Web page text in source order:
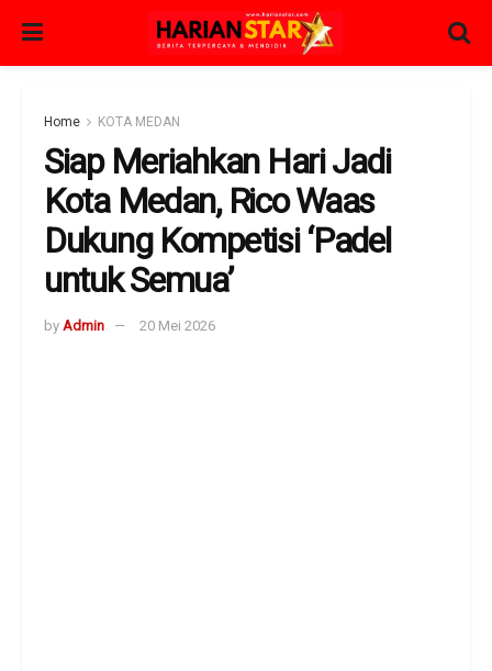
Home KOTA MEDAN
Siap Meriahkan Hari Jadi
Kota Medan, Rico Waas
Dukung Kompetisi ‘Padel
untuk Semua’
by Admin 20 Mei 2026